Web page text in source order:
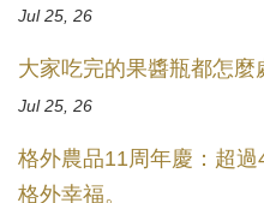
Jul 25, 26
大家吃完的果醬瓶都怎麼
Jul 25, 26
格外農品11周年慶：超過
格外幸福。